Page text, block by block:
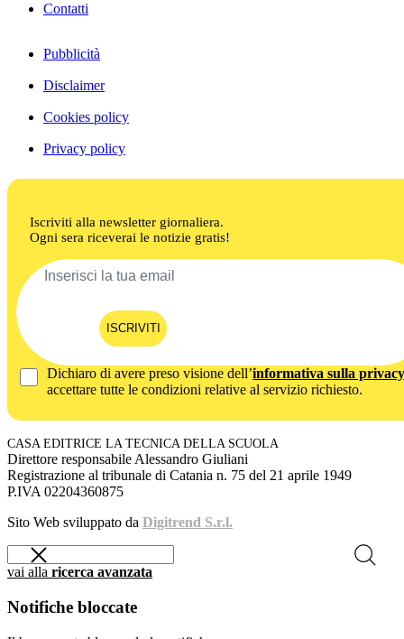
Contatti
Pubblicità
Disclaimer
Cookies policy
Privacy policy
Iscriviti alla newsletter giornaliera.
Ogni sera riceverai le notizie gratis!
ISCRIVITI
Dichiaro di avere preso visione dell’informativa sulla privacy
accettare tutte le condizioni relative al servizio richiesto.
CASA EDITRICE LA TECNICA DELLA SCUOLA
Direttore responsabile Alessandro Giuliani
Registrazione al tribunale di Catania n. 75 del 21 aprile 1949
P.IVA 02204360875
Sito Web sviluppato da Digitrend S.r.l.
vai alla ricerca avanzata
Notifiche bloccate